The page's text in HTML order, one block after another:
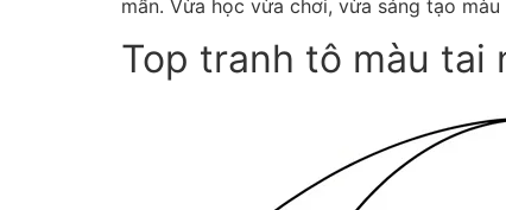
mẩn. Vừa học vừa chơi, vừa sáng tạo
Top tranh tô màu tai